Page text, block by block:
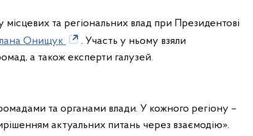
місцевих та регіональних влад при Президентові
Онищук
. Участь у ньому взяли
а також експерти галузей.
та органами влади. У кожного регіону –
актуальних питань через взаємодію».